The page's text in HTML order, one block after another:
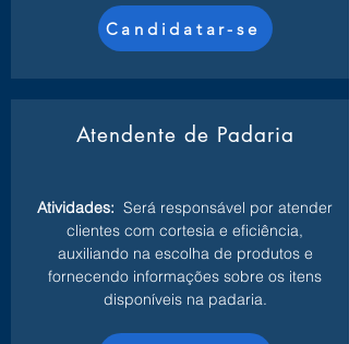
Candidatar-se
Atendente de Padaria
Atividades: Será responsável por atender
clientes com cortesia e eficiência,
auxiliando na escolha de produtos e
fornecendo informações sobre os itens
disponíveis na padaria.